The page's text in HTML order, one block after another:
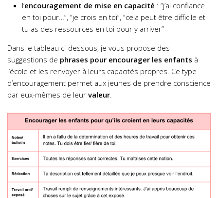
l’encouragement de mise en capacité : “j’ai confiance
en toi pour…”, “je crois en toi”, “cela peut être difficile et
tu as des ressources en toi pour y arriver”
Dans le tableau ci-dessous, je vous propose des
suggestions de phrases pour encourager les enfants à
l’école et les renvoyer à leurs capacités propres. Ce type
d’encouragement permet aux jeunes de prendre conscience
par eux-mêmes de leur valeur.